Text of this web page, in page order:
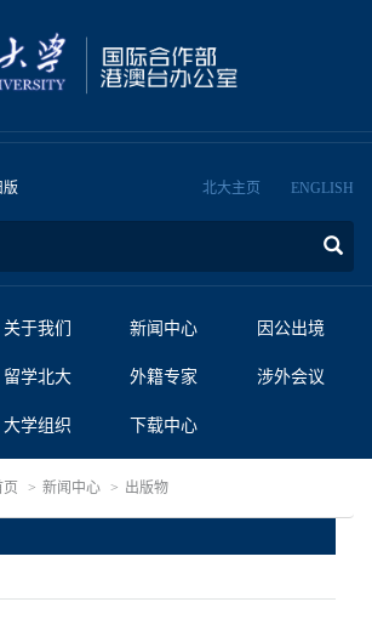
版 北大主页 ENGLISH
关于我们 新闻中心 因公出境
留学北大 外籍专家 涉外会议
大学组织 下载中心
页 新闻中心 出版物